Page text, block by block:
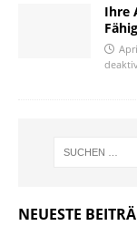
Ihre
NEUESTE